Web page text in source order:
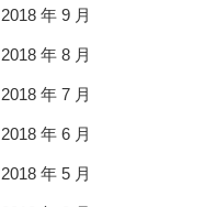
2018 年 9 月
2018 年 8 月
2018 年 7 月
2018 年 6 月
2018 年 5 月